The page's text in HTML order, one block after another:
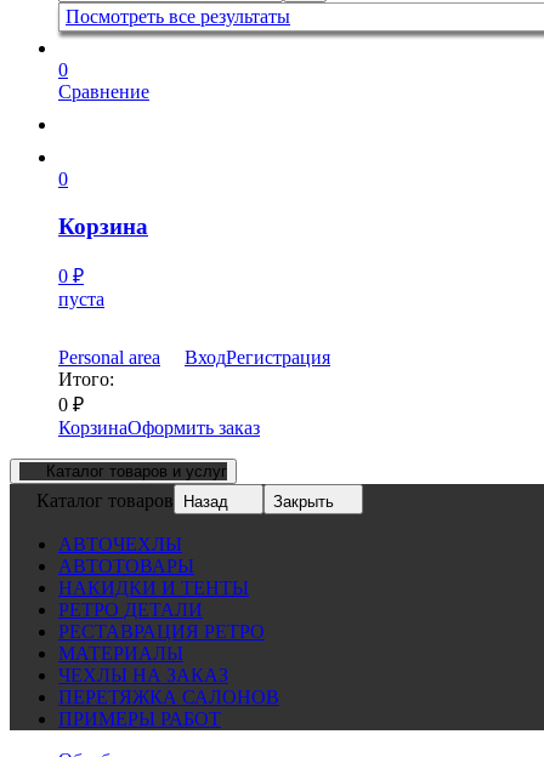
Посмотреть все результаты
0
Сравнение
0
Корзина
0 ₽
пуста
Personal area ВходРегистрация
Итого:
0 ₽
КорзинаОформить заказ
Каталог товаров и услуг
Каталог товаров Назад Закрыть
АВТОЧЕХЛЫ
АВТОТОВАРЫ
НАКИДКИ И ТЕНТЫ
РЕТРО ДЕТАЛИ
РЕСТАВРАЦИЯ РЕТРО
МАТЕРИАЛЫ
ЧЕХЛЫ НА ЗАКАЗ
ПЕРЕТЯЖКА САЛОНОВ
ПРИМЕРЫ РАБОТ